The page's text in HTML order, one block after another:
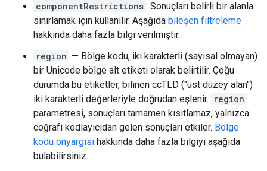
componentRestrictions : Sonuçları belirli bir alanla
sınırlamak için kullanılır. Aşağıda bileşen filtreleme
hakkında daha fazla bilgi verilmiştir.
region — Bölge kodu, iki karakterli (sayısal olmayan)
bir Unicode bölge alt etiketi olarak belirtilir. Çoğu
durumda bu etiketler, bilinen ccTLD ("üst düzey alan")
iki karakterli değerleriyle doğrudan eşlenir. region
parametresi, sonuçları tamamen kısıtlamaz, yalnızca
coğrafi kodlayıcıdan gelen sonuçları etkiler. Bölge
kodu önyargısı hakkında daha fazla bilgiyi aşağıda
bulabilirsiniz.